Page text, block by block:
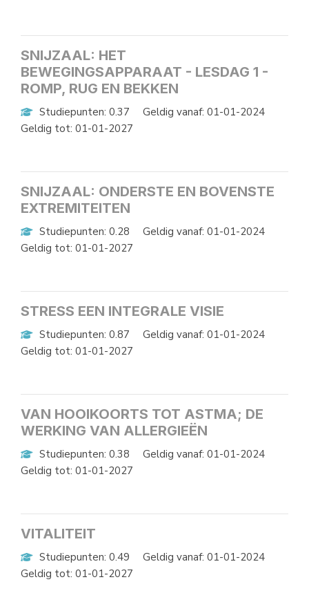
SNIJZAAL: HET
BEWEGINGSAPPARAAT - LESDAG 1 -
ROMP, RUG EN BEKKEN
Studiepunten: 0.37
Geldig vanaf: 01-01-2024
Geldig tot: 01-01-2027
SNIJZAAL: ONDERSTE EN BOVENSTE
EXTREMITEITEN
Studiepunten: 0.28
Geldig vanaf: 01-01-2024
Geldig tot: 01-01-2027
STRESS EEN INTEGRALE VISIE
Studiepunten: 0.87
Geldig vanaf: 01-01-2024
Geldig tot: 01-01-2027
VAN HOOIKOORTS TOT ASTMA; DE
WERKING VAN ALLERGIEËN
Studiepunten: 0.38
Geldig vanaf: 01-01-2024
Geldig tot: 01-01-2027
VITALITEIT
Studiepunten: 0.49
Geldig vanaf: 01-01-2024
Geldig tot: 01-01-2027